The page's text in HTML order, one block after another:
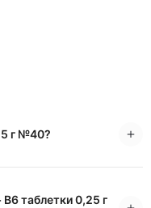
г №40?
таблетки 0,25 г